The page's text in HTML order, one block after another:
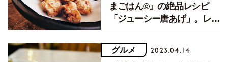
まごはん©』の絶品レシピ
「ジューシー唐あげ」。レシ
ピ動画も公開！
グルメ 2023.04.14